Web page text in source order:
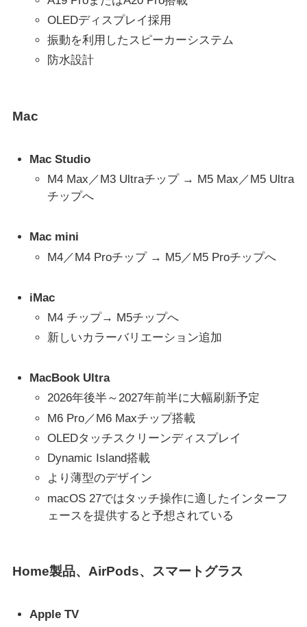
OLEDディスプレイ採用
振動を利用したスピーカーシステム
防水設計
Mac
Mac Studio
M4 Max／M3 Ultraチップ → M5 Max／M5 Ultra
チップへ
Mac mini
M4／M4 Proチップ → M5／M5 Proチップへ
iMac
M4 チップ→ M5チップへ
新しいカラーバリエーション追加
MacBook Ultra
2026年後半～2027年前半に大幅刷新予定
M6 Pro／M6 Maxチップ搭載
OLEDタッチスクリーンディスプレイ
Dynamic Island搭載
より薄型のデザイン
macOS 27ではタッチ操作に適したインターフ
ェースを提供すると予想されている
Home製品、AirPods、スマートグラス
Apple TV